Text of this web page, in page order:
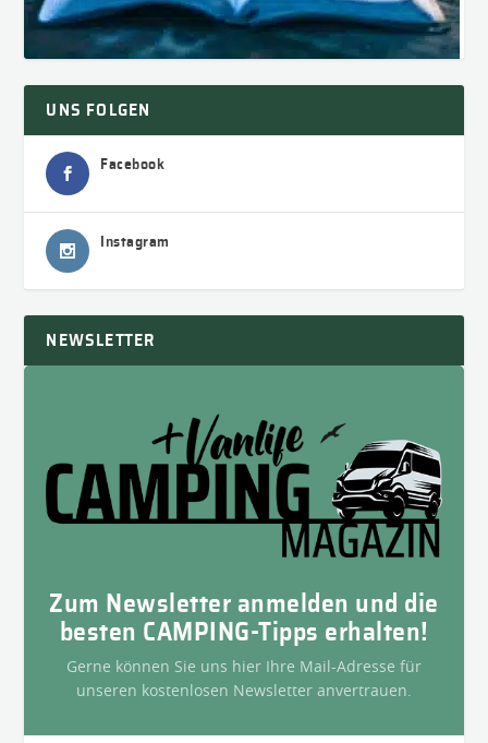
UNS FOLGEN
Facebook
Instagram
NEWSLETTER
Zum Newsletter anmelden und die
besten CAMPING-Tipps erhalten!
Gerne können Sie uns hier Ihre Mail-Adresse für
unseren kostenlosen Newsletter anvertrauen.